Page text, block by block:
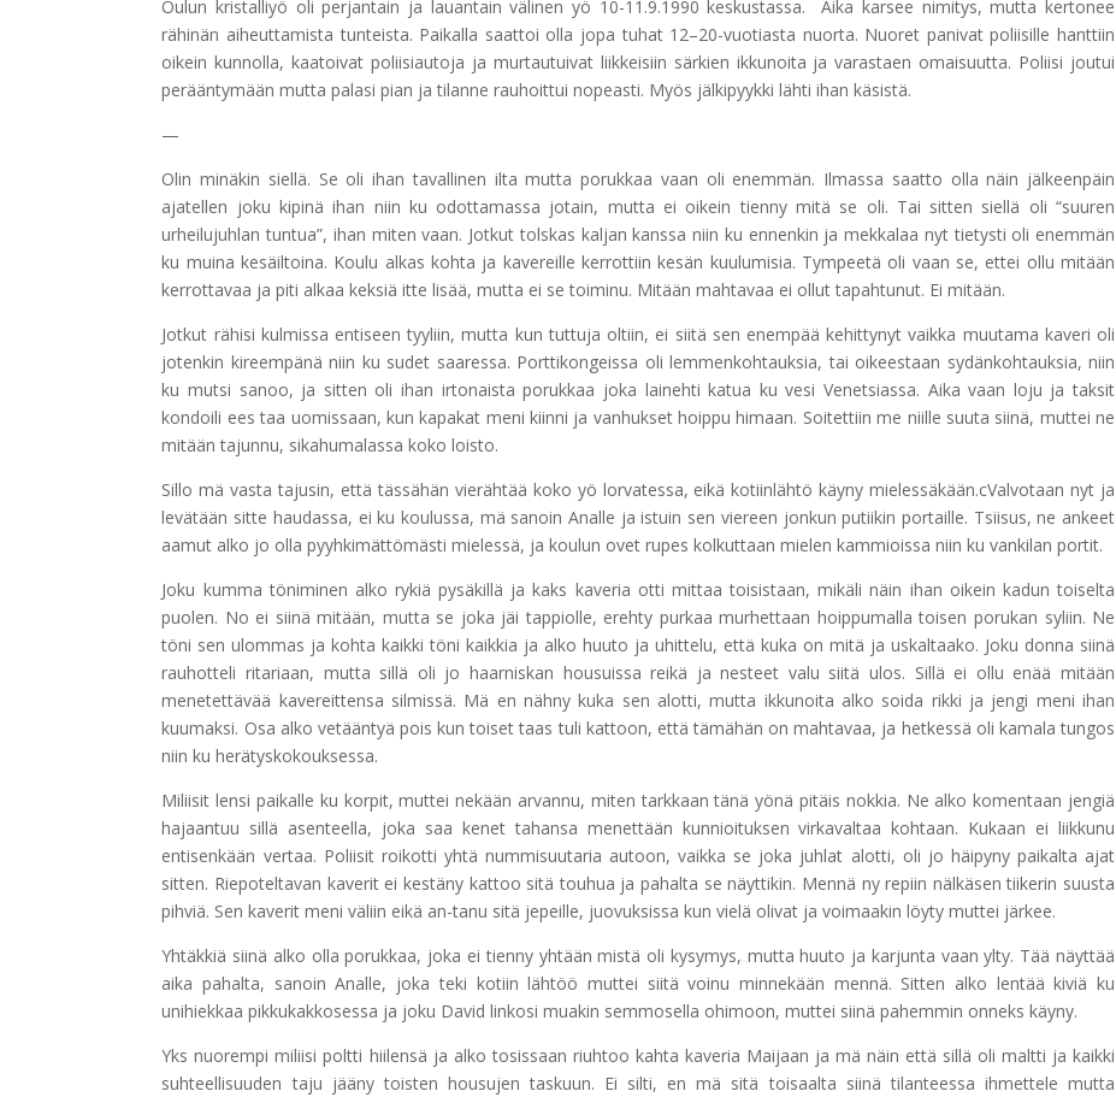
Oulun kristalliyö oli perjantain ja lauantain välinen yö 10-11.9.1990 keskustassa. Aika karsee nimitys, mutta kertonee
rähinän aiheuttamista tunteista. Paikalla saattoi olla jopa tuhat 12–20-vuotiasta nuorta. Nuoret panivat poliisille hanttiin
oikein kunnolla, kaatoivat poliisiautoja ja murtautuivat liikkeisiin särkien ikkunoita ja varastaen omaisuutta. Poliisi joutui
perääntymään mutta palasi pian ja tilanne rauhoittui nopeasti. Myös jälkipyykki lähti ihan käsistä.
—
Olin minäkin siellä. Se oli ihan tavallinen ilta mutta porukkaa vaan oli enemmän. Ilmassa saatto olla näin jälkeenpäin
ajatellen joku kipinä ihan niin ku odottamassa jotain, mutta ei oikein tienny mitä se oli. Tai sitten siellä oli “suuren
urheilujuhlan tuntua”, ihan miten vaan. Jotkut tolskas kaljan kanssa niin ku ennenkin ja mekkalaa nyt tietysti oli enemmän
ku muina kesäiltoina. Koulu alkas kohta ja kavereille kerrottiin kesän kuulumisia. Tympeetä oli vaan se, ettei ollu mitään
kerrottavaa ja piti alkaa keksiä itte lisää, mutta ei se toiminu. Mitään mahtavaa ei ollut tapahtunut. Ei mitään.
Jotkut rähisi kulmissa entiseen tyyliin, mutta kun tuttuja oltiin, ei siitä sen enempää kehittynyt vaikka muutama kaveri oli
jotenkin kireempänä niin ku sudet saaressa. Porttikongeissa oli lemmenkohtauksia, tai oikeestaan sydänkohtauksia, niin
ku mutsi sanoo, ja sitten oli ihan irtonaista porukkaa joka lainehti katua ku vesi Venetsiassa. Aika vaan loju ja taksit
kondoili ees taa uomissaan, kun kapakat meni kiinni ja vanhukset hoippu himaan. Soitettiin me niille suuta siinä, muttei ne
mitään tajunnu, sikahumalassa koko loisto.
Sillo mä vasta tajusin, että tässähän vierähtää koko yö lorvatessa, eikä kotiinlähtö käyny mielessäkään.cValvotaan nyt ja
levätään sitte haudassa, ei ku koulussa, mä sanoin Analle ja istuin sen viereen jonkun putiikin portaille. Tsiisus, ne ankeet
aamut alko jo olla pyyhkimättömästi mielessä, ja koulun ovet rupes kolkuttaan mielen kammioissa niin ku vankilan portit.
Joku kumma töniminen alko rykiä pysäkillä ja kaks kaveria otti mittaa toisistaan, mikäli näin ihan oikein kadun toiselta
puolen. No ei siinä mitään, mutta se joka jäi tappiolle, erehty purkaa murhettaan hoippumalla toisen porukan syliin. Ne
töni sen ulommas ja kohta kaikki töni kaikkia ja alko huuto ja uhittelu, että kuka on mitä ja uskaltaako. Joku donna siinä
rauhotteli ritariaan, mutta sillä oli jo haarniskan housuissa reikä ja nesteet valu siitä ulos. Sillä ei ollu enää mitään
menetettävää kavereittensa silmissä. Mä en nähny kuka sen alotti, mutta ikkunoita alko soida rikki ja jengi meni ihan
kuumaksi. Osa alko vetääntyä pois kun toiset taas tuli kattoon, että tämähän on mahtavaa, ja hetkessä oli kamala tungos
niin ku herätyskokouksessa.
Miliisit lensi paikalle ku korpit, muttei nekään arvannu, miten tarkkaan tänä yönä pitäis nokkia. Ne alko komentaan jengiä
hajaantuu sillä asenteella, joka saa kenet tahansa menettään kunnioituksen virkavaltaa kohtaan. Kukaan ei liikkunu
entisenkään vertaa. Poliisit roikotti yhtä nummisuutaria autoon, vaikka se joka juhlat alotti, oli jo häipyny paikalta ajat
sitten. Riepoteltavan kaverit ei kestäny kattoo sitä touhua ja pahalta se näyttikin. Mennä ny repiin nälkäsen tiikerin suusta
pihviä. Sen kaverit meni väliin eikä an-tanu sitä jepeille, juovuksissa kun vielä olivat ja voimaakin löyty muttei järkee.
Yhtäkkiä siinä alko olla porukkaa, joka ei tienny yhtään mistä oli kysymys, mutta huuto ja karjunta vaan ylty. Tää näyttää
aika pahalta, sanoin Analle, joka teki kotiin lähtöö muttei siitä voinu minnekään mennä. Sitten alko lentää kiviä ku
unihiekkaa pikkukakkosessa ja joku David linkosi muakin semmosella ohimoon, muttei siinä pahemmin onneks käyny.
Yks nuorempi miliisi poltti hiilensä ja alko tosissaan riuhtoo kahta kaveria Maijaan ja mä näin että sillä oli maltti ja kaikki
suhteellisuuden taju jääny toisten housujen taskuun. Ei silti, en mä sitä toisaalta siinä tilanteessa ihmettele mutta